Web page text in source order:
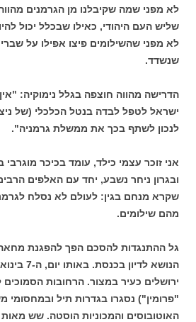
לא מפני שמה שקיבלנו מן הגרמנים
שליש העם היהודי, כאילו שבכלל יכול
לא מפני שהשילומים פיצו אפילו על
שנשדד.
הדרישה מהווה חוצפה בגלל נימוקיה:
ישראל לטפל לבדה בנטל הכלכלי (של
לנכון לשתף בכך את ממשלת גרמניה".
אני זוכר עצמי כילד, עומד בכיכר מוגרבי
ובגרון ניחר נשבע, יחד עם האלפים
שקרא מנחם בגין: לעולם לא נסלח
מהם שילומים.
גל ההתנגדות להסכם הפך להפגנת
ירושלים כעיר במצור. הרחובות הסמוכים
"פרומין") נסגרו בגדרות תיל ובמחסומי
האוטובוסים והמכוניות הוסטה. שש